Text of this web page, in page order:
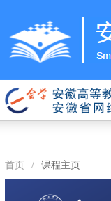
首页 / 课程主页